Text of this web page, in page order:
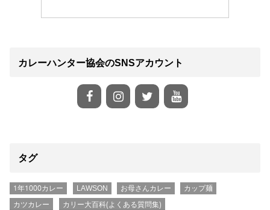
カレーハンター協会のSNSアカウント
タグ
1年1000カレー LAWSON お母さんカレー
カップ麺
カツカレー
カリー大百科(よくある質問集)